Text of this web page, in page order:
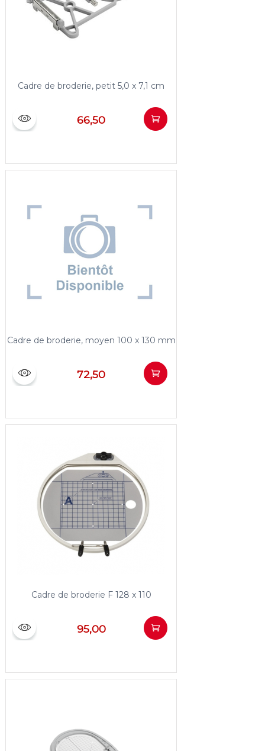
Cadre de broderie, petit 5,0 x 7,1 cm
66,50
Cadre de broderie, moyen 100 x 130 mm
72,50
Cadre de broderie F 128 x 110
95,00